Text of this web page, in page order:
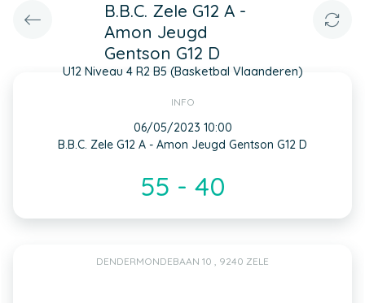
B.B.C. Zele G12 A -
Amon Jeugd
Gentson G12 D
U12 Niveau 4 R2 B5 (Basketbal Vlaanderen)
INFO
06/05/2023 10:00
B.B.C. Zele G12 A - Amon Jeugd Gentson G12 D
55 - 40
DENDERMONDEBAAN 10 , 9240 ZELE